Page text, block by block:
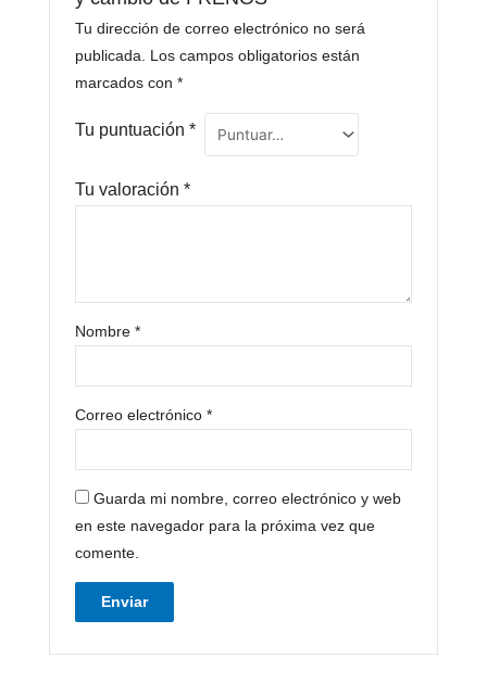
Tu dirección de correo electrónico no será
publicada.
Los campos obligatorios están
marcados con *
Tu puntuación *
Tu valoración *
Nombre *
Correo electrónico *
Guarda mi nombre, correo electrónico y web
en este navegador para la próxima vez que
comente.